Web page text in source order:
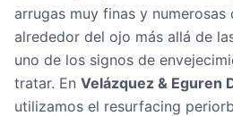
arrugas muy finas y numerosas
alrededor del ojo más allá de
uno de los signos de
tratar. En Velázquez & Eguren
utilizamos el resurfacing